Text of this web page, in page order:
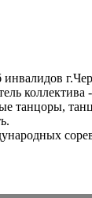
танцоры,